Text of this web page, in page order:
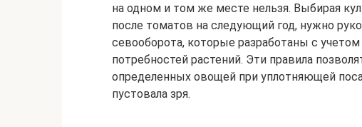
на одном и том же месте нельзя. Выбирая
после томатов на следующий год, нужно
севооборота, которые разработаны с
потребностей растений. Эти правила
определенных овощей при уплотняющей
пустовала зря.